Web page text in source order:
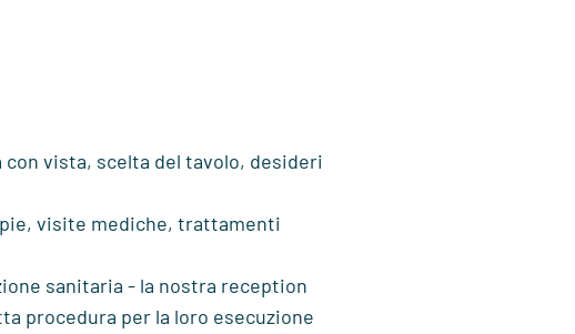
con vista, scelta del tavolo, desideri
visite mediche, trattamenti
sanitaria - la nostra reception
procedura per la loro esecuzione